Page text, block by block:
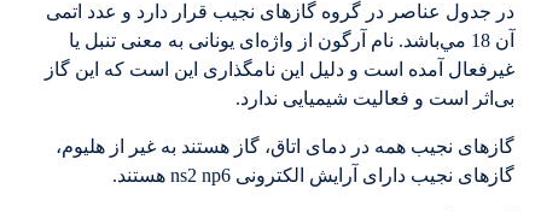
در جدول عناصر در گروه گازهای نجيب قرار دارد و عدد اتمی
آن 18 مي‌باشد. نام آرگون از واژه‌ای يونانی به معنی تنبل يا
غيرفعال آمده است و دليل اين نامگذاری این است که این گاز
بی‌اثر است و فعالیت شیمیایی ندارد.
گازهای نجیب همه در دمای اتاق، گاز هستند به غیر از هلیوم،
گازهای نجیب دارای آرایش الکترونی ns2 np6 هستند.